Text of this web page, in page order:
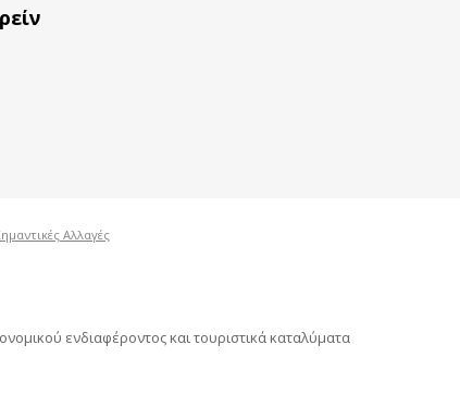
Αλλαγές
ενδιαφέροντος και τουριστικά καταλύματα